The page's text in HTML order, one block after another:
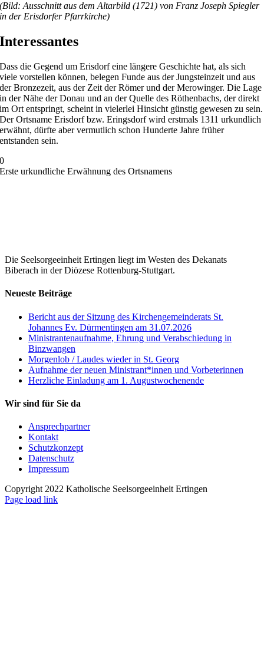
(Bild: Ausschnitt aus dem Altarbild (1721) von Franz Joseph Spiegler
in der Erisdorfer Pfarrkirche)
Interessantes
Dass die Gegend um Erisdorf eine längere Geschichte hat, als sich
viele vorstellen können, belegen Funde aus der Jungsteinzeit und aus
der Bronzezeit, aus der Zeit der Römer und der Merowinger. Die Lage
in der Nähe der Donau und an der Quelle des Röthenbachs, der direkt
im Ort entspringt, scheint in vielerlei Hinsicht günstig gewesen zu sein.
Der Ortsname Erisdorf bzw. Eringsdorf wird erstmals 1311 urkundlich
erwähnt, dürfte aber vermutlich schon Hunderte Jahre früher
entstanden sein.
0
Erste urkundliche Erwähnung des Ortsnamens
Die Seelsorgeeinheit Ertingen liegt im Westen des Dekanats
Biberach in der Diözese Rottenburg-Stuttgart.
Neueste Beiträge
Bericht aus der Sitzung des Kirchengemeinderats St.
Johannes Ev. Dürmentingen am 31.07.2026
Ministrantenaufnahme, Ehrung und Verabschiedung in
Binzwangen
Morgenlob / Laudes wieder in St. Georg
Aufnahme der neuen Ministrant*innen und Vorbeterinnen
Herzliche Einladung am 1. Augustwochenende
Wir sind für Sie da
Ansprechpartner
Kontakt
Schutzkonzept
Datenschutz
Impressum
Copyright 2022 Katholische Seelsorgeeinheit Ertingen
Page load link